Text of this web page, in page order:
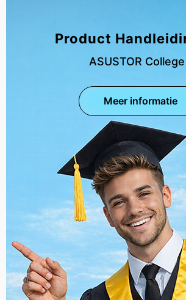
Product
ASUSTOR College
Meer informatie